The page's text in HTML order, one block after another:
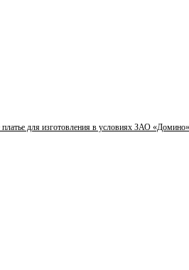
для изготовления в условиях ЗАО